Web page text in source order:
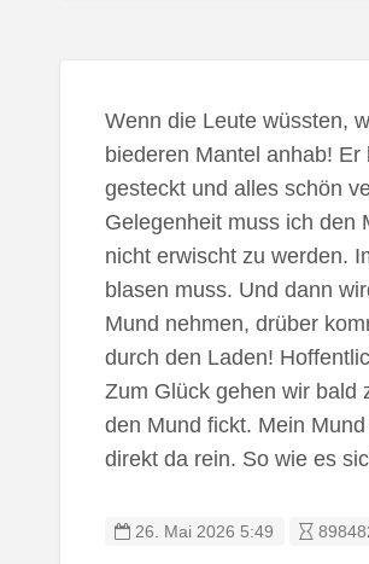
Wenn die Leute wüssten,
biederen Mantel anhab!
gesteckt und alles schön
Gelegenheit muss ich den
nicht erwischt zu werden.
blasen muss. Und dann
Mund nehmen, drüber
durch den Laden!
Zum Glück gehen wir bald
den Mund fickt. Mein
direkt da rein. So wie es
26. Mai 2026 5:49